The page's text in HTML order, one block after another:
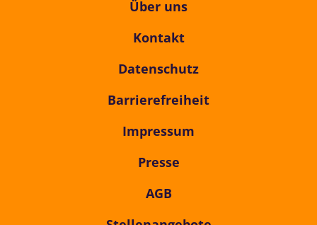
Über uns
Kontakt
Datenschutz
Barrierefreiheit
Impressum
Presse
AGB